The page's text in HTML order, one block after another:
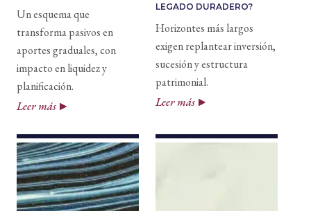
Un esquema que
transforma pasivos en
aportes graduales, con
impacto en liquidez y
planificación.
Leer más
LEGADO DURADERO?
Horizontes más largos
exigen replantear inversión,
sucesión y estructura
patrimonial.
Leer más